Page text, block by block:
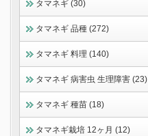
タマネギ (30)
タマネギ 品種 (272)
タマネギ 料理 (140)
タマネギ 病害虫 生理障害 (23)
タマネギ 種苗 (18)
タマネギ栽培 12ヶ月 (12)